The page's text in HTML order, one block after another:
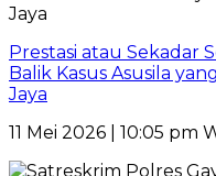
Prestasi atau Sekadar
Balik Kasus Asusila
Jaya
11 Mei 2026 | 10:05 pm